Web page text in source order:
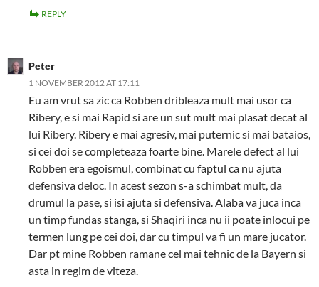
REPLY
Peter
1 NOVEMBER 2012 AT 17:11
Eu am vrut sa zic ca Robben dribleaza mult mai usor ca
Ribery, e si mai Rapid si are un sut mult mai plasat decat al
lui Ribery. Ribery e mai agresiv, mai puternic si mai bataios,
si cei doi se completeaza foarte bine. Marele defect al lui
Robben era egoismul, combinat cu faptul ca nu ajuta
defensiva deloc. In acest sezon s-a schimbat mult, da
drumul la pase, si isi ajuta si defensiva. Alaba va juca inca
un timp fundas stanga, si Shaqiri inca nu ii poate inlocui pe
termen lung pe cei doi, dar cu timpul va fi un mare jucator.
Dar pt mine Robben ramane cel mai tehnic de la Bayern si
asta in regim de viteza.